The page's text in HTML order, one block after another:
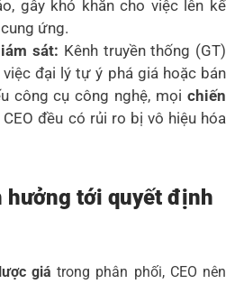
gây khó khăn cho việc lên kế
ứng.
sát: Kênh truyền thống (GT)
đại lý tự ý phá giá hoặc bán
công cụ công nghệ, mọi chiến
CEO đều có rủi ro bị vô hiệu hóa
hưởng tới quyết định
giá trong phân phối, CEO nên